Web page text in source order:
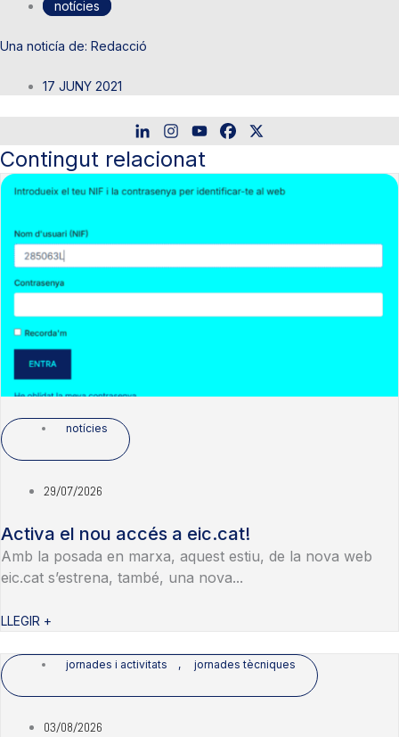
notícies
Redacció
17 JUNY 2021
Contingut relacionat
notícies
29/07/2026
Activa el nou accés a eic.cat!
Amb la posada en marxa, aquest estiu, de la nova web
eic.cat s’estrena, també, una nova...
LLEGIR +
jornades i activitats , jornades tècniques
03/08/2026